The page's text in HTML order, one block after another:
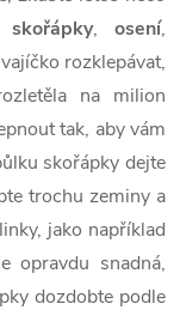
skořápky,osení,
rozklepávat,
na milion
tak, aby vám
skořápky dejte
trochu zeminy a
jako například
opravdu snadná,
dozdobte podle